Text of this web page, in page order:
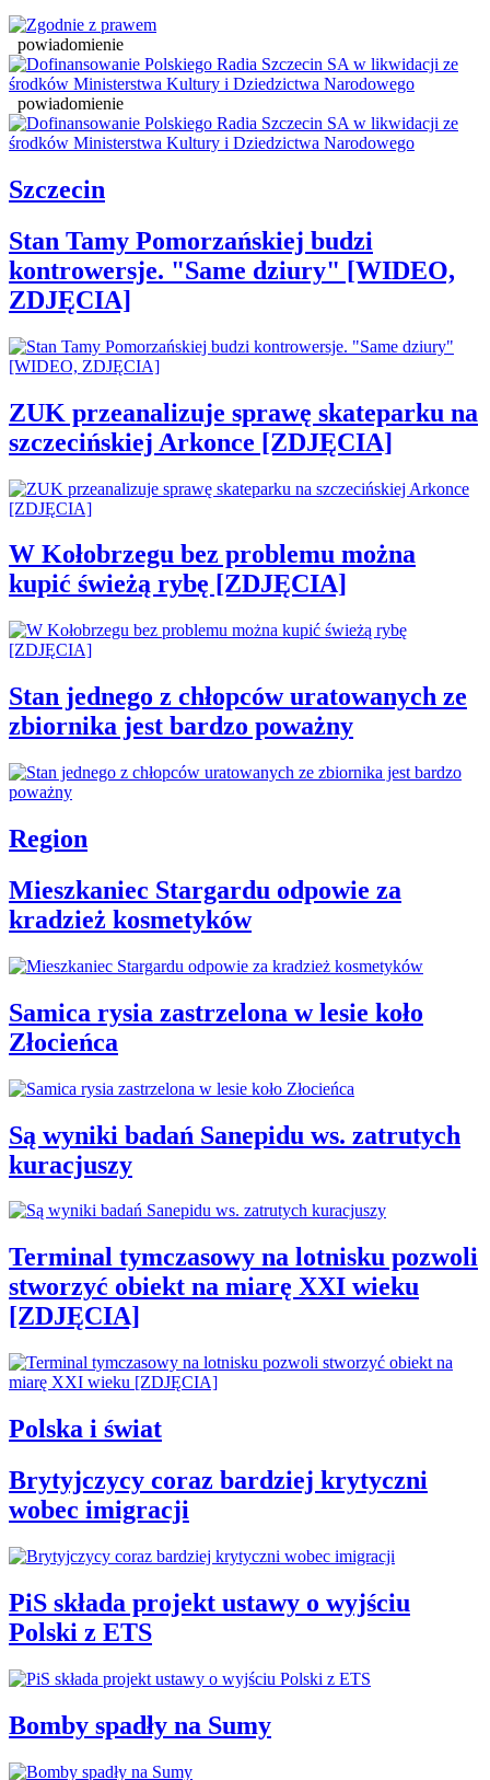
powiadomienie
powiadomienie
Szczecin
Stan Tamy Pomorzańskiej budzi
kontrowersje. "Same dziury" [WIDEO,
ZDJĘCIA]
ZUK przeanalizuje sprawę skateparku na
szczecińskiej Arkonce [ZDJĘCIA]
W Kołobrzegu bez problemu można
kupić świeżą rybę [ZDJĘCIA]
Stan jednego z chłopców uratowanych ze
zbiornika jest bardzo poważny
Region
Mieszkaniec Stargardu odpowie za
kradzież kosmetyków
Samica rysia zastrzelona w lesie koło
Złocieńca
Są wyniki badań Sanepidu ws. zatrutych
kuracjuszy
Terminal tymczasowy na lotnisku pozwoli
stworzyć obiekt na miarę XXI wieku
[ZDJĘCIA]
Polska i świat
Brytyjczycy coraz bardziej krytyczni
wobec imigracji
PiS składa projekt ustawy o wyjściu
Polski z ETS
Bomby spadły na Sumy